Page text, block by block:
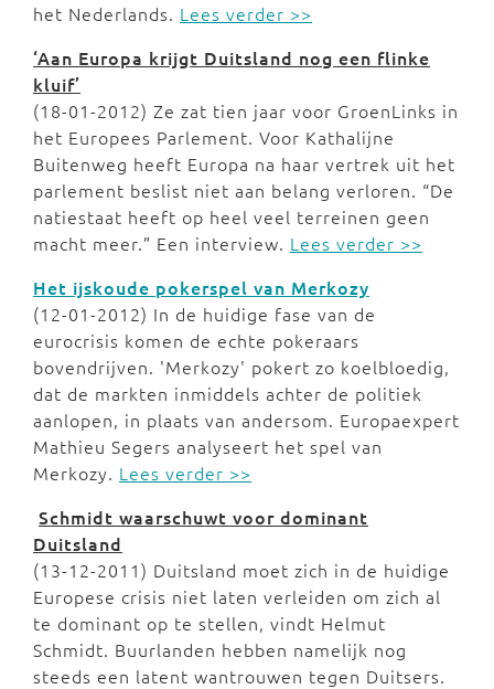
het Nederlands. Lees verder >>
‘Aan Europa krijgt Duitsland nog een flinke
kluif’
(18-01-2012) Ze zat tien jaar voor GroenLinks in
het Europees Parlement. Voor Kathalijne
Buitenweg heeft Europa na haar vertrek uit het
parlement beslist niet aan belang verloren. “De
natiestaat heeft op heel veel terreinen geen
macht meer.” Een interview. Lees verder >>
Het ijskoude pokerspel van Merkozy
(12-01-2012) In de huidige fase van de
eurocrisis komen de echte pokeraars
bovendrijven. 'Merkozy' pokert zo koelbloedig,
dat de markten inmiddels achter de politiek
aanlopen, in plaats van andersom. Europaexpert
Mathieu Segers analyseert het spel van
Merkozy. Lees verder >>
Schmidt waarschuwt voor dominant
Duitsland
(13-12-2011) Duitsland moet zich in de huidige
Europese crisis niet laten verleiden om zich al
te dominant op te stellen, vindt Helmut
Schmidt. Buurlanden hebben namelijk nog
steeds een latent wantrouwen tegen Duitsers.